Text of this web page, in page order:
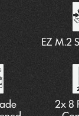
EZ M.2
2x 8
Gen 5
Pump